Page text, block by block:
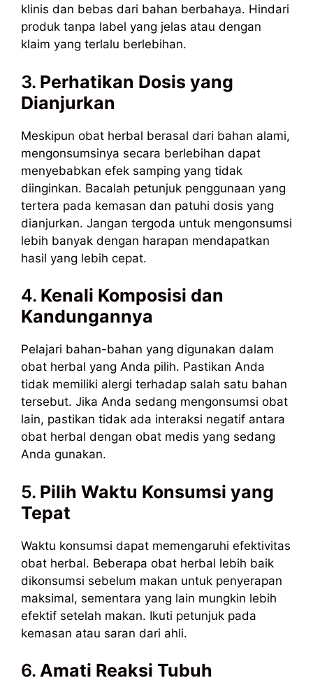
klinis dan bebas dari bahan berbahaya. Hindari
produk tanpa label yang jelas atau dengan
klaim yang terlalu berlebihan.
3. Perhatikan Dosis yang
Dianjurkan
Meskipun obat herbal berasal dari bahan alami,
mengonsumsinya secara berlebihan dapat
menyebabkan efek samping yang tidak
diinginkan. Bacalah petunjuk penggunaan yang
tertera pada kemasan dan patuhi dosis yang
dianjurkan. Jangan tergoda untuk mengonsumsi
lebih banyak dengan harapan mendapatkan
hasil yang lebih cepat.
4. Kenali Komposisi dan
Kandungannya
Pelajari bahan-bahan yang digunakan dalam
obat herbal yang Anda pilih. Pastikan Anda
tidak memiliki alergi terhadap salah satu bahan
tersebut. Jika Anda sedang mengonsumsi obat
lain, pastikan tidak ada interaksi negatif antara
obat herbal dengan obat medis yang sedang
Anda gunakan.
5. Pilih Waktu Konsumsi yang
Tepat
Waktu konsumsi dapat memengaruhi efektivitas
obat herbal. Beberapa obat herbal lebih baik
dikonsumsi sebelum makan untuk penyerapan
maksimal, sementara yang lain mungkin lebih
efektif setelah makan. Ikuti petunjuk pada
kemasan atau saran dari ahli.
6. Amati Reaksi Tubuh